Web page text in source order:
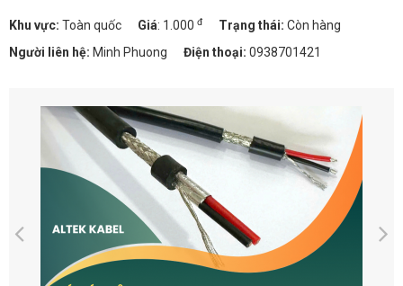
Khu vực: Toàn quốc Giá: 1.000 đ Trạng thái: Còn hàng
Người liên hệ: Minh Phuong Điện thoại: 0938701421